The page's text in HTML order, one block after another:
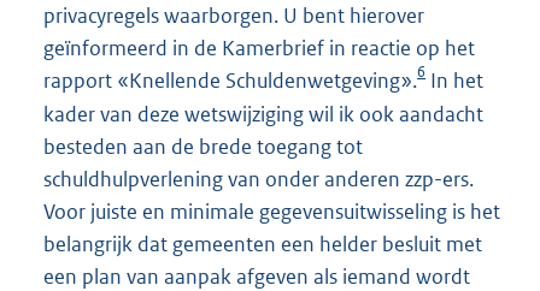
privacyregels waarborgen. U bent hierover
geïnformeerd in de Kamerbrief in reactie op het
rapport «Knellende Schuldenwetgeving».6 In het
kader van deze wetswijziging wil ik ook aandacht
besteden aan de brede toegang tot
schuldhulpverlening van onder anderen zzp-ers.
Voor juiste en minimale gegevensuitwisseling is het
belangrijk dat gemeenten een helder besluit met
een plan van aanpak afgeven als iemand wordt